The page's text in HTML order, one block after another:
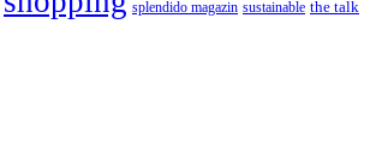
splendido magazin sustainable the talk